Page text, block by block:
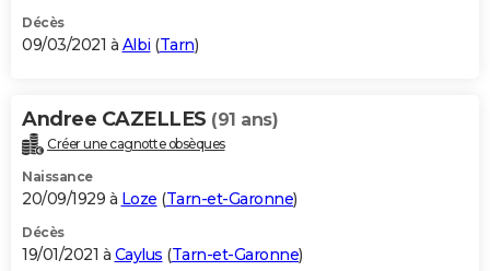
Décès
09/03/2021 à Albi (Tarn)
Andree CAZELLES (91 ans)
Créer une cagnotte obsèques
Naissance
20/09/1929 à Loze (Tarn-et-Garonne)
Décès
19/01/2021 à Caylus (Tarn-et-Garonne)